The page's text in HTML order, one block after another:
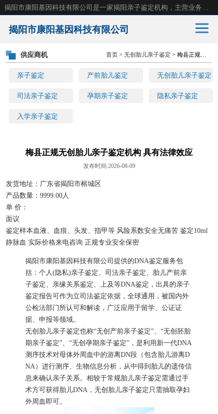
揭阳市康阳基因科技有限公司
亲子鉴定 产前胎儿鉴定 无创胎儿亲子鉴定
司法亲子鉴定 孕期亲子鉴定 隐私亲子鉴定
入学亲子鉴定
供应商机 首页 > 无创胎儿亲子鉴定 > 梅县正规无创胎儿亲子鉴定机构 具有法律效应
梅县正规无创胎儿亲子鉴定机构 具有法律效应
发布时间:2026-08-09
发货地址：广东省揭阳市榕城区
产品数量：9999.00人
单 价：
面议
鉴定样本血液、血痕、头发、指甲等 风险系数安全无痛苦 鉴定10ml
静脉血 实际价格来电咨询 正规专业安全保密
揭阳市康阳基因科技有限公司提供的DNA鉴定服务包
括：个人(隐私)亲子鉴定、司法亲子鉴定、胎儿产前亲
子鉴定、亲缘关系鉴定、上及等DNA鉴定，出具的亲子
鉴定报告可作为立司法鉴定依据，全球通用，被国内外
公检法部门所认可和解读，广泛应用于留学、公证证
据、申报等领域。
无创胎儿亲子鉴定也称“无创产前亲子鉴定”、“无创胚胎
期亲子鉴定”、“无创孕期亲子鉴定”，是利用新一代DNA
测序技术对母体外周血中的游离DN段（包含胎儿游离D
NA）进行测序、生物信息分析，从中得到胎儿的遗传信
息来确认亲子关系。相较于常规胎儿亲子鉴定需通过手
术方可获得胎儿DNA，无创胎儿亲子鉴定只需抽取孕妇
外周血即可。
亲子鉴定 产前胎儿鉴定
无创胎儿亲子鉴定 司法亲子鉴定
孕期亲子鉴定